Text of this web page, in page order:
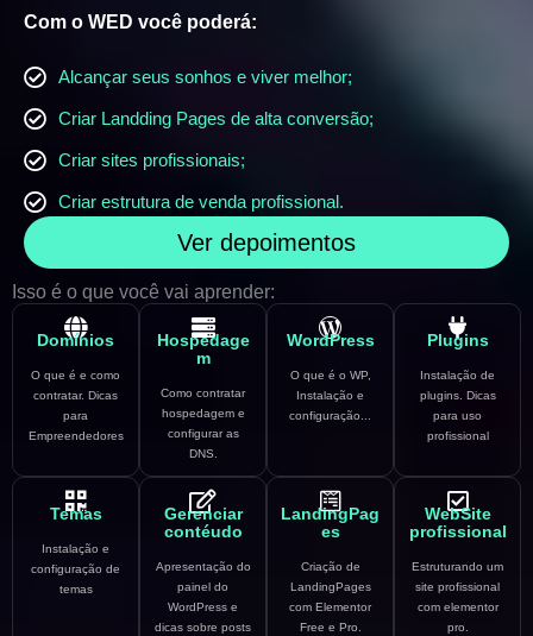
Com o WED você poderá:
Alcançar seus sonhos e viver melhor;
Criar Landding Pages de alta conversão;
Criar sites profissionais;
Criar estrutura de venda profissional.
Ver depoimentos
Isso é o que você vai aprender:
Domínios
O que é e como
contratar. Dicas
para
Empreendedores
Hospedage
m
Como contratar
hospedagem e
configurar as
DNS.
WordPress
O que é o WP,
Instalação e
configuração...
Plugins
Instalação de
plugins. Dicas
para uso
profissional
Temas
Instalação e
configuração de
temas
Gerenciar
contéudo
Apresentação do
painel do
WordPress e
dicas sobre posts
LandingPag
es
Criação de
LandingPages
com Elementor
Free e Pro.
WebSite
profissional
Estruturando um
site profissional
com elementor
pro.